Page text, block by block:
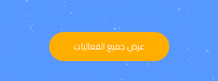
عرض جميع الفعاليات